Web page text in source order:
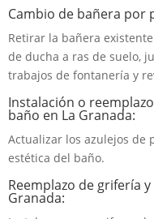
Cambio de bañera por
Retirar la bañera
de ducha a ras de suelo,
trabajos de fontanería y
Instalación o
baño en La Granada:
Actualizar los azulejos de
estética del baño.
Reemplazo de grifería
Granada: